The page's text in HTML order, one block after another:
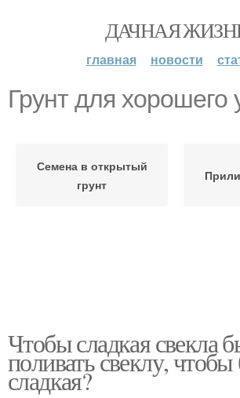
ДАЧНАЯ
главная новости
Грунт для хорошего
Семена в открытый
грунт
Чтобы сладкая свекла
поливать свеклу,
сладкая?